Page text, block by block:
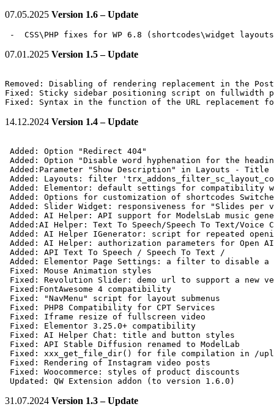
07.05.2025 Version 1.6 – Update
-  CSS\PHP fixes for WP 6.8 (shortcodes\widget
07.01.2025 Version 1.5 – Update
Removed: Disabling of rendering replacement in the
Fixed: Sticky sidebar positioning script on fullwidth
14.12.2024 Version 1.4 – Update
Added: Option "Redirect 404"
Added: Option "Disable word hyphenation for the
Added:Parameter "Show Description" in Layouts - Title
Added: Layouts: filter
Added: Elementor: default settings for compatibility
Added: Options for customization of shortcodes
Added: Slider Widget: responsiveness for "Slides per
Added: AI Helper: API support for ModelsLab music
Added:AI Helper: Text To Speech/Speech To Text/Voice
Added: AI Helper IGenerator: script for repeated
Added: AI Helper: authorization parameters for Open
Added: API Text To Speech / Speech To Text /
Added: Elementor Page Settings: a filter to disable
Fixed: Mouse Animation styles
Fixed: Revolution Slider: demo url to support a new
Fixed:FontAwesome 4 compatibility
Fixed: "NavMenu" script for layout submenus
Fixed: PHP8 Compatibility for CPT Services
Fixed: Iframe resize of fullscreen video
Fixed: Elementor 3.25.0+ compatibility
Fixed: AI Helper Chat: title and button styles
Fixed: API Stable Diffusion renamed to ModelLab
Fixed: xxx_get_file_dir() for file compilation in /
Fixed: Rendering of Instagram video posts
Fixed: Woocommerce: styles of product discounts
31.07.2024 Version 1.3 – Update